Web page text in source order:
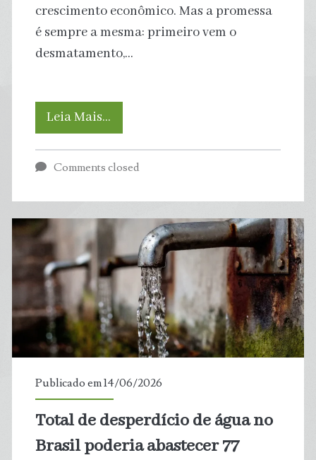
crescimento econômico. Mas a promessa
é sempre a mesma: primeiro vem o
desmatamento,…
Leia Mais…
de
desencadear
crise
da
dívida
vários
países,
Comments closed
Publicado em 14/06/2026
Total de desperdício de água no
Brasil poderia abastecer 77